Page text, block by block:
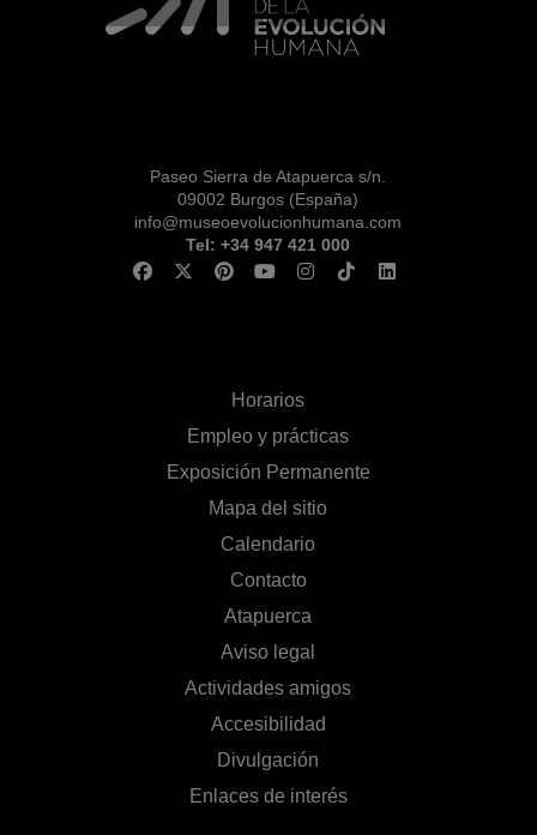
Paseo Sierra de Atapuerca s/n.
09002 Burgos (España)
info@museoevolucionhumana.com
Tel: +34 947 421 000
Horarios
Empleo y prácticas
Exposición Permanente
Mapa del sitio
Calendario
Contacto
Atapuerca
Aviso legal
Actividades amigos
Accesibilidad
Divulgación
Enlaces de interés